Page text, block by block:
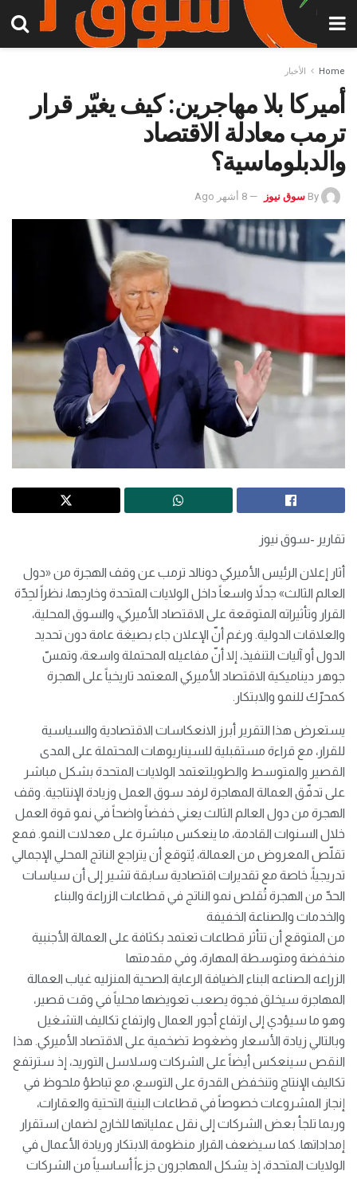
Home الأخبار
أميركا بلا مهاجرين: كيف يغيّر قرار
ترمب معادلة الاقتصاد
والدبلوماسية؟
By سوق نيوز 8 أشهر Ago
تقارير -سوق نيوز
أثار إعلان الرئيس الأميركي دونالد ترمب عن وقف الهجرة من «دول
العالم الثالث» جدلاً واسعاً داخل الولايات المتحدة وخارجها، نظراً لحِدّة
القرار وتأثيراته المتوقعة على الاقتصاد الأميركي، والسوق المحلية،
والعلاقات الدولية. ورغم أنّ الإعلان جاء بصيغة عامة دون تحديد
الدول أو آليات التنفيذ، إلا أنّ مفاعيله المحتملة واسعة، وتمسّ
جوهر ديناميكية الاقتصاد الأميركي المعتمد تاريخياً على الهجرة
كمحرّك للنمو والابتكار.
يستعرض هذا التقرير أبرز الانعكاسات الاقتصادية والسياسية
للقرار، مع قراءة مستقبلية للسيناريوهات المحتملة على المدى
القصير والمتوسط والطويلتعتمد الولايات المتحدة بشكل مباشر
على تدفّق العمالة المهاجرة لرفد سوق العمل وزيادة الإنتاجية. وقف
الهجرة من دول العالم الثالث يعني خفضاً واضحاً في نمو قوة العمل
خلال السنوات القادمة، ما ينعكس مباشرة على معدلات النمو. فمع
تقلّص المعروض من العمالة، يُتوقع أن يتراجع الناتج المحلي الإجمالي
تدريجياً، خاصة مع تقديرات اقتصادية سابقة تشير إلى أن سياسات
الحدّ من الهجرة تُقلص نمو الناتج في قطاعات الزراعة والبناء
والخدمات والصناعة الخفيفة
من المتوقع أن تتأثر قطاعات تعتمد بكثافة على العمالة الأجنبية
منخفضة ومتوسطة المهارة، وفي مقدمتها
الزراعه الصناعه البناء الضيافة الرعاية الصحية المنزليه غياب العمالة
المهاجرة سيخلق فجوة يصعب تعويضها محلياً في وقت قصير،
وهو ما سيؤدي إلى ارتفاع أجور العمال وارتفاع تكاليف التشغيل
وبالتالي زيادة الأسعار وضغوط تضخمية على الاقتصاد الأميركي. هذا
النقص سينعكس أيضاً على الشركات وسلاسل التوريد، إذ سترتفع
تكاليف الإنتاج وتنخفض القدرة على التوسع، مع تباطؤ ملحوظ في
إنجاز المشروعات خصوصاً في قطاعات البنية التحتية والعقارات،
وربما تلجأ بعض الشركات إلى نقل عملياتها للخارج لضمان استقرار
إمداداتها. كما سيضعف القرار منظومة الابتكار وريادة الأعمال في
الولايات المتحدة، إذ يشكل المهاجرون جزءاً أساسياً من الشركات